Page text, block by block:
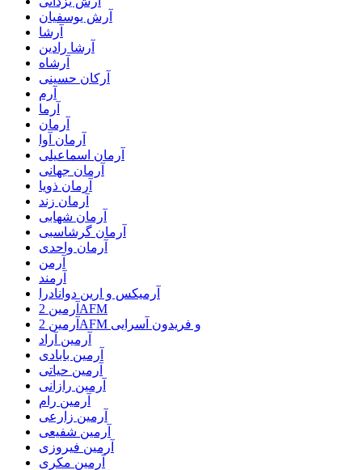
آرش یوسفیان
آرشا
آرشا رادین
آرشاه
آرکان حسینی
آرم
آرما
آرمان
آرمان آوا
آرمان اسماعیلی
آرمان جهانی
آرمان ذویا
آرمان زند
آرمان شهابی
آرمان گرشاسبی
آرمان واحدی
آرمن
آرمند
آرمیکس و ارین دوانادرا
آرمین 2AFM
آرمین 2AFM و فریدون آسرایی
آرمین آراد
آرمین بابادی
آرمین حیاتی
آرمین رازانی
آرمین رام
آرمین زارعی
آرمین شفیعی
آرمین فیروزی
آرمین مکری